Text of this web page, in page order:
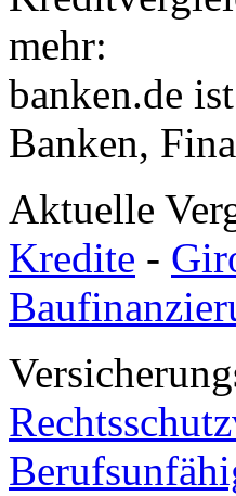
mehr:
banken.de
Banken,
Aktuelle
Kredite -